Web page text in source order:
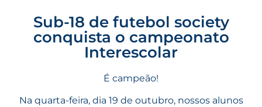
Sub-18 de futebol society
conquista o campeonato
Interescolar
É campeão!
Na quarta-feira, dia 19 de outubro, nossos alunos